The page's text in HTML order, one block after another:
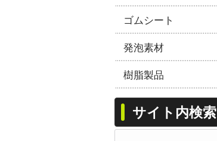
ゴムシート
発泡素材
樹脂製品
サイト内検索